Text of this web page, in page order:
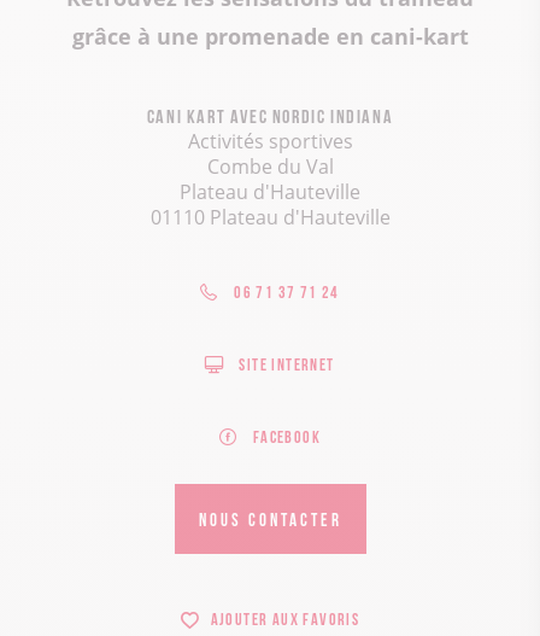
grâce à une promenade en cani-kart
Cani Kart avec Nordic Indiana
Activités sportives
Combe du Val
Plateau d'Hauteville
01110 Plateau d'Hauteville
06 71 37 71 24
Site internet
Facebook
NOUS CONTACTER
Ajouter aux favoris